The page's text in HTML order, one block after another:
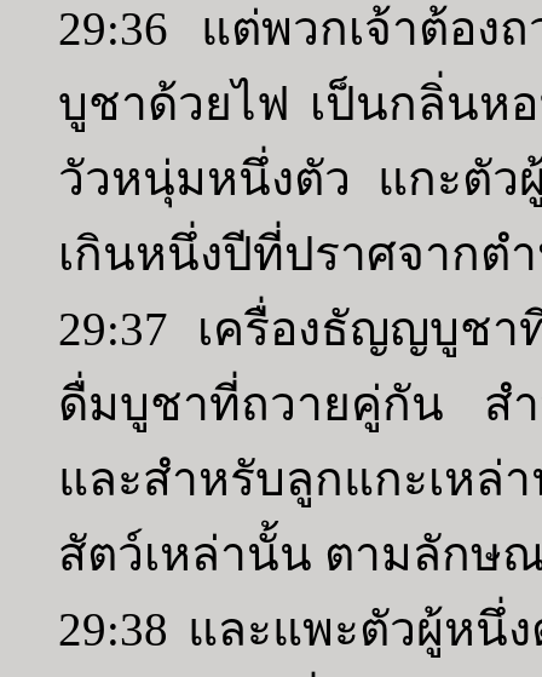
29:36 แต่พวกเจ้าต้องถ
บูชาด้วยไฟ เป็นกลิ่นห
วัวหนุ่มหนึ่งตัว แกะตัว
เกินหนึ่งปีที่ปราศจากต
29:37 เครื่องธัญญบูชา
ดื่มบูชาที่ถวายคู่กัน ส
และสำหรับลูกแกะเห
สัตว์เหล่านั้น ตามลักษ
29:38 และแพะตัวผู้หนึ่